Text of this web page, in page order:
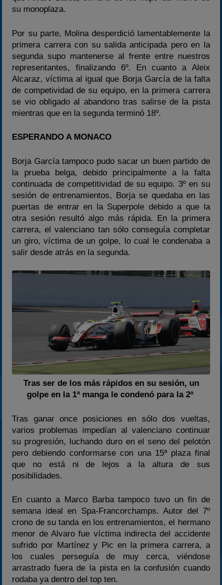
su monoplaza.
Por su parte, Molina desperdició lamentablemente la
primera carrera con su salida anticipada pero en la
segunda supo mantenerse al frente entre nuestros
representantes, finalizando 6º. En cuanto a Aleix
Alcaraz, víctima al igual que Borja García de la falta
de competividad de su equipo, en la primera carrera
se vio obligado al abandono tras salirse de la pista
mientras que en la segunda terminó 18º.
ESPERANDO A MONACO
Borja García tampoco pudo sacar un buen partido de
la prueba belga, debido principalmente a la falta
continuada de competitividad de su equipo. 3º en su
sesión de entrenamientos, Borja se quedaba en las
puertas de entrar en la Superpole debido a que la
otra sesión resultó algo más rápida. En la primera
carrera, el valenciano tan sólo conseguía completar
un giro, víctima de un golpe, lo cual le condenaba a
salir desde atrás en la segunda.
Tras ser de los más rápidos en su sesión, un
golpe en la 1ª manga le condenó para la 2ª
Tras ganar once posiciones en sólo dos vueltas,
varios problemas impedían al valenciano continuar
su progresión, luchando duro en el seno del pelotón
pero debiendo conformarse con una 15ª plaza final
que no está ni de lejos a la altura de sus
posibilidades.
En cuanto a Marco Barba tampoco tuvo un fin de
semana ideal en Spa-Francorchamps. Autor del 7º
crono de su tanda en los entrenamientos, el hermano
menor de Alvaro fue víctima indirecta del accidente
sufrido por Martínez y Pic en la primera carrera, a
los cuales perseguía de muy cerca, viéndose
arrastrado fuera de la pista en la confusión cuando
rodaba ya dentro del top ten.